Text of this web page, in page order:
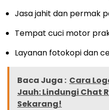
Jasa jahit dan permak
Tempat cuci motor
Layanan fotokopi dan
Baca Juga : Cara
Jauh: Lindungi Chat
Sekarang!